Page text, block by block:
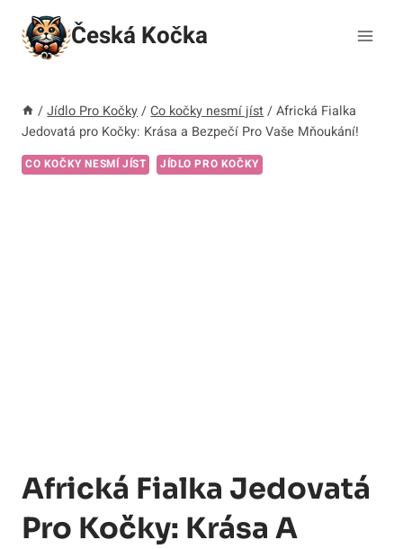
Přeskočit
obsah
Česká Kočka
/ Jídlo Pro Kočky / Co kočky nesmí jíst / Africká Fialka
Jedovatá pro Kočky: Krása a Bezpečí Pro Vaše Mňoukání!
CO KOČKY NESMÍ JÍST JÍDLO PRO KOČKY
Africká Fialka Jedovatá
Pro Kočky: Krása A